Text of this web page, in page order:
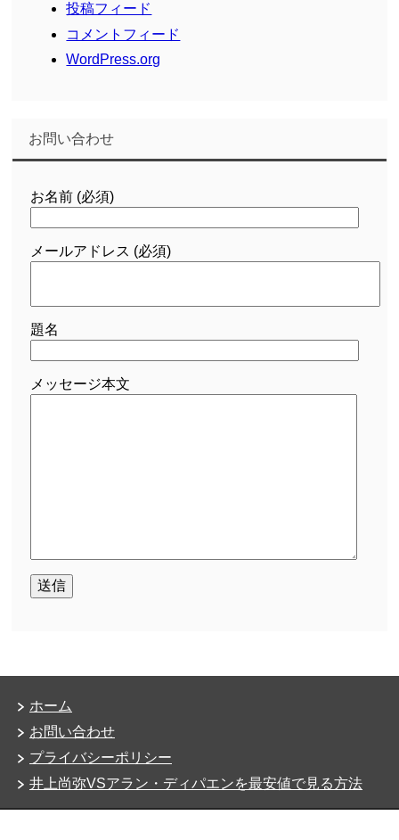
投稿フィード
コメントフィード
WordPress.org
お問い合わせ
お名前 (必須)
メールアドレス (必須)
題名
メッセージ本文
ホーム
お問い合わせ
プライバシーポリシー
井上尚弥VSアラン・ディパエンを最安値で見る方法